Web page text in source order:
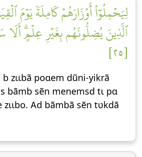
لِيَحۡمِلُوٓاْ أَوۡزَارَهُمۡ كَامِلَةٗ يَوۡمَ
ٱلَّذِينَ يُضِلُّونَهُم بِغَيۡرِ عِلۡمٍۗ أَلَا
[٢٥]
zɩɩbã poɑem dũni-yikrã
bãmb sẽn menemsd tɩ pɑ
Ad bãmbã sẽn tʋkdã